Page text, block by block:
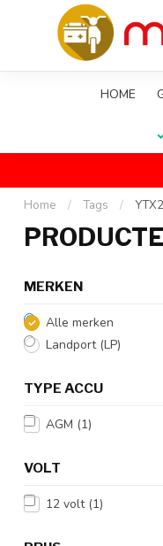
HOME
Home / Tags /
MERKEN
Alle merken
Landport (LP)
TYPE ACCU
AGM (1)
VOLT
12 volt (1)